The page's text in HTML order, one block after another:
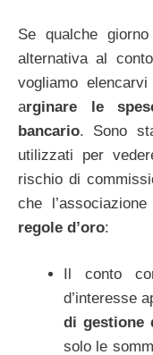
Se qualche
alternativa al
vogliamo
arginare le
bancario. Sono
utilizzati per
rischio di
che
regole d’oro:
Il conto
d’interesse
di gestione
solo le